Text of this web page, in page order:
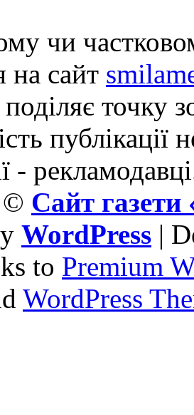
чи
на сайт
точку
публікації
-
© Сайт
WordPress |
to Premium
WordPress